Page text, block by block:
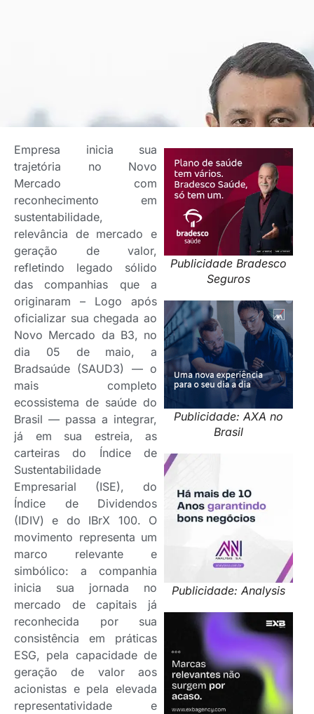
Publicidade Bradesco
Seguros
Publicidade: AXA no
Brasil
Publicidade: Analysis
Empresa inicia sua
trajetória no Novo
Mercado com
reconhecimento em
sustentabilidade,
relevância de mercado e
geração de valor,
refletindo legado sólido
das companhias que a
originaram – Logo após
oficializar sua chegada ao
Novo Mercado da B3, no
dia 05 de maio, a
Bradsaúde (SAUD3) — o
mais completo
ecossistema de saúde do
Brasil — passa a integrar,
já em sua estreia, as
carteiras do Índice de
Sustentabilidade
Empresarial (ISE), do
Índice de Dividendos
(IDIV) e do IBrX 100. O
movimento representa um
marco relevante e
simbólico: a companhia
inicia sua jornada no
mercado de capitais já
reconhecida por sua
consistência em práticas
ESG, pela capacidade de
geração de valor aos
acionistas e pela elevada
representatividade e